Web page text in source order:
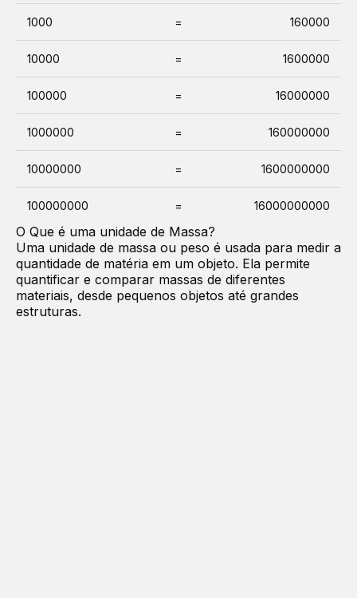
1000 = 160000
10000 = 1600000
100000 = 16000000
1000000 = 160000000
10000000 = 1600000000
100000000 = 16000000000
O Que é uma unidade de Massa?
Uma unidade de massa ou peso é usada para medir a
quantidade de matéria em um objeto. Ela permite
quantificar e comparar massas de diferentes
materiais, desde pequenos objetos até grandes
estruturas.